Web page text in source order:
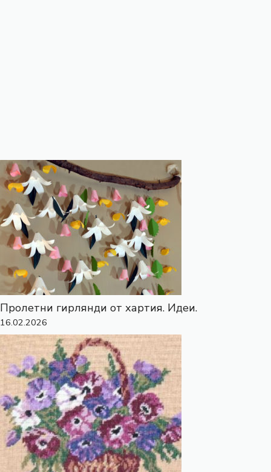
Пролетни гирлянди от хартия. Идеи.
16.02.2026